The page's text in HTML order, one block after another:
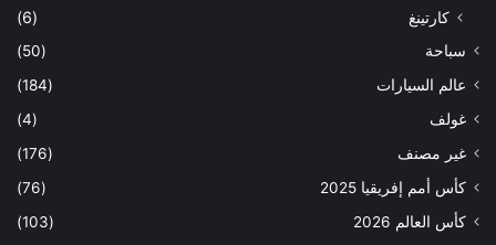
كارتينغ
(6)
سباحة
(50)
عالم السيارات
(184)
غولف
(4)
غير مصنف
(176)
كأس أمم إفريقيا 2025
(76)
كأس العالم 2026
(103)